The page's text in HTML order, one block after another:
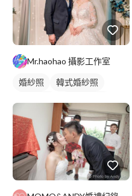
Mr.haohao 攝影工作室
婚紗照
韓式婚紗照
情侶照
情侶婚紗照
婚禮動態錄影
類婚紗